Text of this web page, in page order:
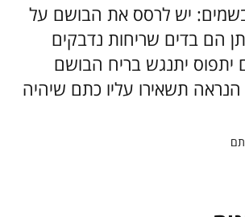
בשמים: יש לרסס את הבושם על
הם בדים שריחות נדבקים
יתנגש בריח הבושם
תשאירו עליו כתם שיהיה